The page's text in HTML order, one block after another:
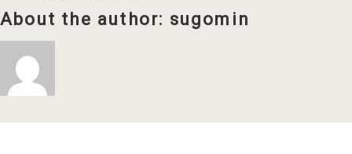
About the author: sugomin